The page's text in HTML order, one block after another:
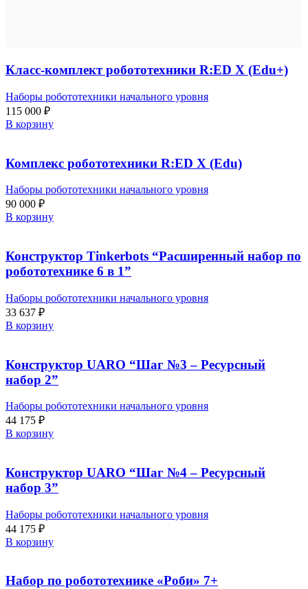
Класс-комплект робототехники R:ED X (Edu+)
Наборы робототехники начального уровня
115 000 ₽
В корзину
Комплекс робототехники R:ED X (Edu)
Наборы робототехники начального уровня
90 000 ₽
В корзину
Конструктор Tinkerbots “Расширенный набор по
робототехнике 6 в 1”
Наборы робототехники начального уровня
33 637 ₽
В корзину
Конструктор UARO “Шаг №3 – Ресурсный
набор 2”
Наборы робототехники начального уровня
44 175 ₽
В корзину
Конструктор UARO “Шаг №4 – Ресурсный
набор 3”
Наборы робототехники начального уровня
44 175 ₽
В корзину
Набор по робототехнике «Роби» 7+